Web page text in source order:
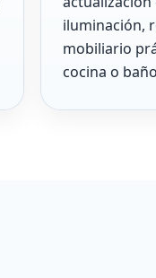
iluminación,
mobiliario
cocina o